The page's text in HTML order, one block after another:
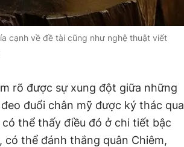
cạnh về đề tài cũng như nghệ thuật viết
rõ được sự xung đột giữa những
đuổi chân mỹ được ký thác qua
thể thấy điều đó ở chi tiết bậc
thể đánh thắng quân Chiêm,